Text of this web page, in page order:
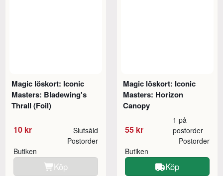
Magic löskort: Iconic
Masters: Bladewing's
Thrall (Foil)
10 kr Slutsåld
Butiken
Postorder
Köp
Magic löskort: Iconic
Masters: Horizon
Canopy
55 kr
1 på
postorder
Butiken
Postorder
Köp